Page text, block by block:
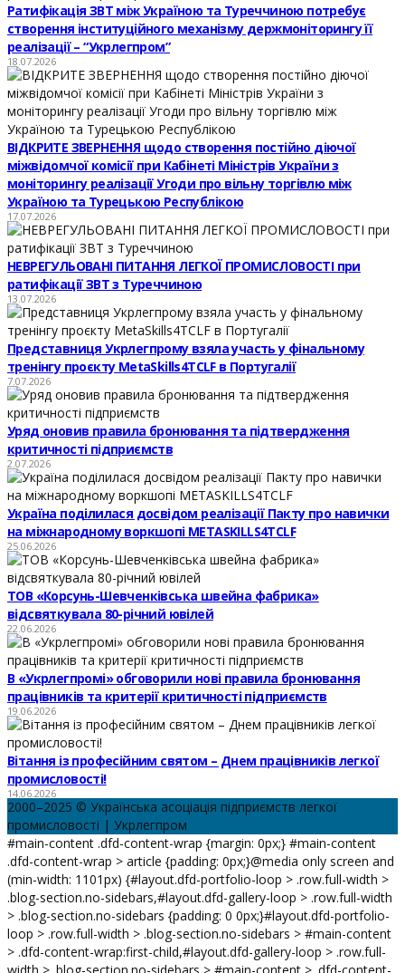
Ратифікація ЗВТ між Україною та Туреччиною потребує
створення інституційного механізму держмоніторингу її
реалізації – “Укрлегпром”
18.07.2026
ВІДКРИТЕ ЗВЕРНЕННЯ щодо створення постійно діючої
міжвідомчої комісії при Кабінеті Міністрів України з
моніторингу реалізації Угоди про вільну торгівлю між
Україною та Турецькою Республікою
17.07.2026
НЕВРЕГУЛЬОВАНІ ПИТАННЯ ЛЕГКОЇ ПРОМИСЛОВОСТІ при
ратифікації ЗВТ з Туреччиною
13.07.2026
Представниця Укрлегпрому взяла участь у фінальному
тренінгу проєкту MetaSkills4TCLF в Португалії
7.07.2026
Уряд оновив правила бронювання та підтвердження
критичності підприємств
2.07.2026
Україна поділилася досвідом реалізації Пакту про навички
на міжнародному воркшопі METASKILLS4TCLF
25.06.2026
ТОВ «Корсунь-Шевченківська швейна фабрика»
відсвяткувала 80-річний ювілей
22.06.2026
В «Укрлегпромі» обговорили нові правила бронювання
працівників та критерії критичності підприємств
19.06.2026
Вітання із професійним святом – Днем працівників легкої
промисловості!
14.06.2026
2000–2025 © Українська асоціація підприємств легкої
промисловості | Укрлегпром
#main-content .dfd-content-wrap {margin: 0px;} #main-content
.dfd-content-wrap > article {padding: 0px;}@media only screen and
(min-width: 1101px) {#layout.dfd-portfolio-loop > .row.full-width >
.blog-section.no-sidebars,#layout.dfd-gallery-loop > .row.full-width
> .blog-section.no-sidebars {padding: 0 0px;}#layout.dfd-portfolio-
loop > .row.full-width > .blog-section.no-sidebars > #main-content
> .dfd-content-wrap:first-child,#layout.dfd-gallery-loop > .row.full-